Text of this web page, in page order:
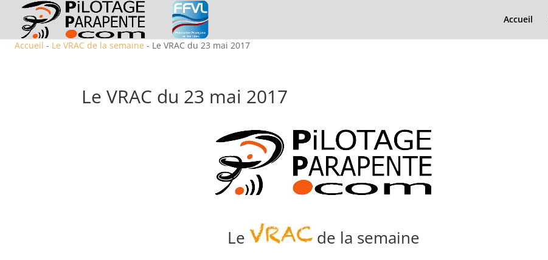
Accueil
Accueil - Le VRAC de la semaine - Le VRAC du 23 mai 2017
Le VRAC du 23 mai 2017
Le de la semaine